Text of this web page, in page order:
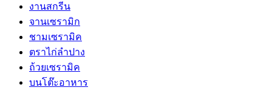
งานสกรีน
จานเซรามิก
ชามเซรามิค
ตราไก่ลำปาง
ถ้วยเซรามิค
บนโต๊ะอาหาร